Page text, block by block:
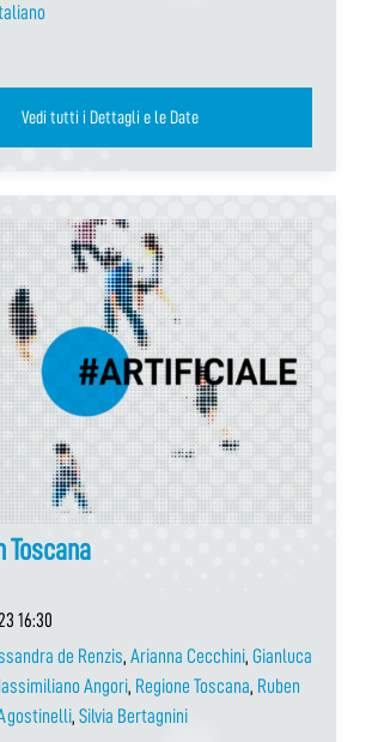
Vedi tutti i Dettagli e le Date
Toscana
16:30
de Renzis, Arianna Cecchini, Gianluca
Angori, Regione Toscana, Ruben
, Silvia Bertagnini